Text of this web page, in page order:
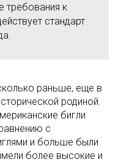
требования к
стандарт
раньше, еще в
родиной.
бигли
с
и больше были
более высокие и